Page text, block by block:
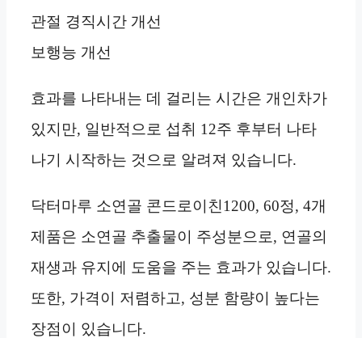
관절 경직시간 개선
보행능 개선
효과를 나타내는 데 걸리는 시간은 개인차가
있지만, 일반적으로 섭취 12주 후부터 나타
나기 시작하는 것으로 알려져 있습니다.
닥터마루 소연골 콘드로이친1200, 60정, 4개
제품은 소연골 추출물이 주성분으로, 연골의
재생과 유지에 도움을 주는 효과가 있습니다.
또한, 가격이 저렴하고, 성분 함량이 높다는
장점이 있습니다.